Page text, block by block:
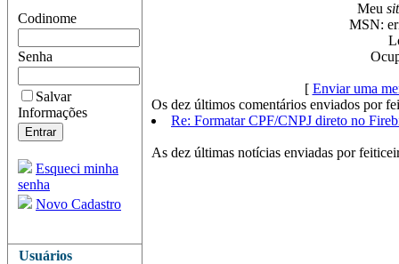
Codinome
Senha
Salvar
Informações
Esqueci minha
senha
Novo Cadastro
Usuários
Meu
MSN:
[ Enviar uma
Os dez últimos comentários enviados por
Re: Formatar CPF/CNPJ direto no
As dez últimas notícias enviadas por